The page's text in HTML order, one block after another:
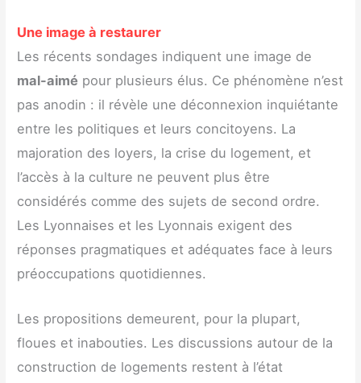
Une image à restaurer
Les récents sondages indiquent une image de
mal-aimé pour plusieurs élus. Ce phénomène n’est
pas anodin : il révèle une déconnexion inquiétante
entre les politiques et leurs concitoyens. La
majoration des loyers, la crise du logement, et
l’accès à la culture ne peuvent plus être
considérés comme des sujets de second ordre.
Les Lyonnaises et les Lyonnais exigent des
réponses pragmatiques et adéquates face à leurs
préoccupations quotidiennes.
Les propositions demeurent, pour la plupart,
floues et inabouties. Les discussions autour de la
construction de logements restent à l’état